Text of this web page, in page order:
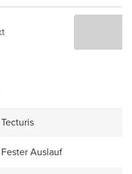
Tecturis
Fester Auslauf